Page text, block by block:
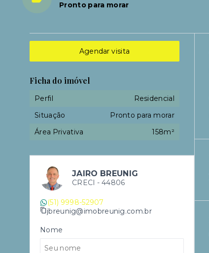
Pronto para morar
Agendar visita
Ficha do imóvel
Perfil
Residencial
Situação
Pronto para morar
Área Privativa
158m²
JAIRO BREUNIG
CRECI - 44806
(51) 9998-52907
jbreunig@imobreunig.com.br
Nome